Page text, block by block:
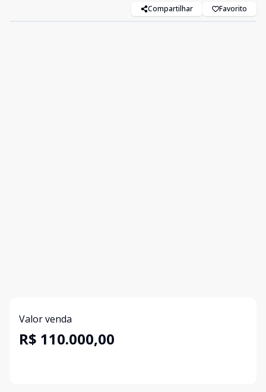
Compartilhar Favorito
Valor venda
R$ 110.000,00